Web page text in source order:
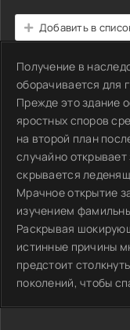
Добавить в
Получение в
оборачивается для
Прежде это здание
яростных споров
на второй план
случайно
скрывается
Мрачное открытие
изучением
Раскрывая
истинные причины
предстоит
поколений, чтобы